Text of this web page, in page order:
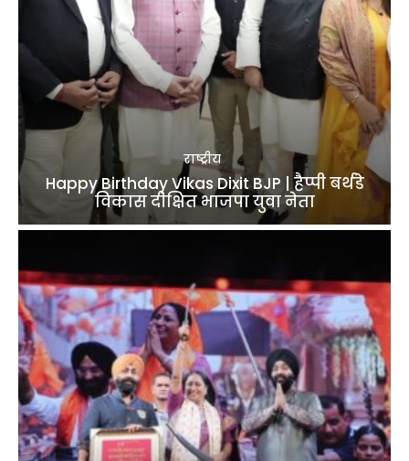
राष्ट्रीय
Happy Birthday Vikas Dixit BJP | हैप्पी बर्थडे
विकास दीक्षित भाजपा युवा नेता